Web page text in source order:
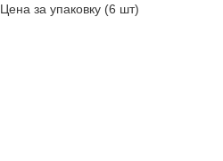
Цена за упаковку (6 шт)